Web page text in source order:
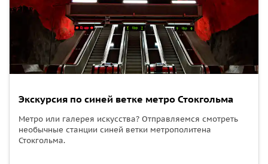
Экскурсия по синей ветке метро Стокгольма
Метро или галерея искусства? Отправляемся смотреть
необычные станции синей ветки метрополитена
Стокгольма.